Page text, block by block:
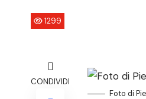
1299
CONDIVIDI
Foto di